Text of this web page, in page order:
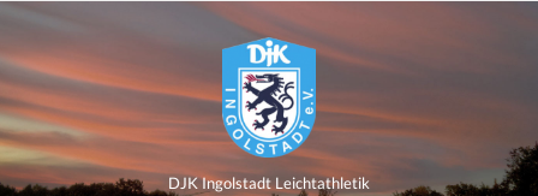
DJK
Ingolstadt
Leichtathletik
DJK Ingolstadt Leichtathletik